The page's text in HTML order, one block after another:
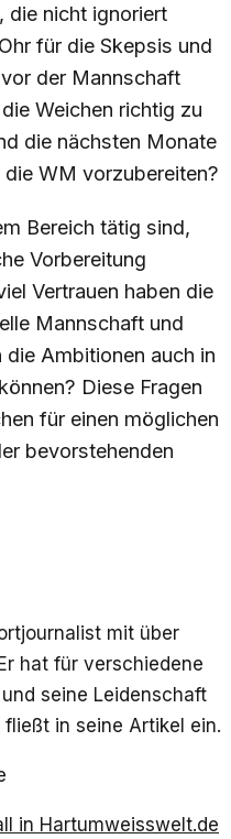
die nicht ignoriert
für die Skepsis und
der Mannschaft
Weichen richtig zu
die nächsten Monate
WM vorzubereiten?
Bereich tätig sind,
Vorbereitung
Vertrauen haben die
Mannschaft und
Ambitionen auch in
Diese Fragen
für einen möglichen
bevorstehenden
mit über
hat für verschiedene
seine Leidenschaft
in seine Artikel ein.
in Hartumweisswelt.de